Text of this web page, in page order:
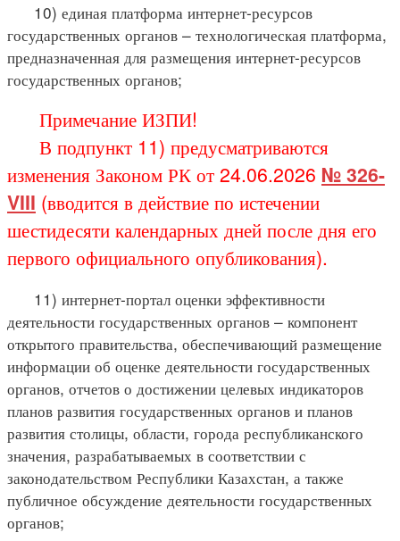
10) единая платформа интернет-ресурсов
государственных органов – технологическая платформа,
предназначенная для размещения интернет-ресурсов
государственных органов;
Примечание ИЗПИ!
В подпункт 11) предусматриваются
изменения Законом РК от 24.06.2026 № 326-
VIII (вводится в действие по истечении
шестидесяти календарных дней после дня его
первого официального опубликования).
11) интернет-портал оценки эффективности
деятельности государственных органов – компонент
открытого правительства, обеспечивающий размещение
информации об оценке деятельности государственных
органов, отчетов о достижении целевых индикаторов
планов развития государственных органов и планов
развития столицы, области, города республиканского
значения, разрабатываемых в соответствии с
законодательством Республики Казахстан, а также
публичное обсуждение деятельности государственных
органов;